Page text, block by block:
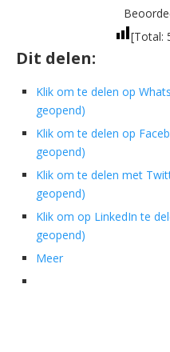
[Total:
Dit delen:
Klik om te delen op
geopend)
Klik om te delen op
geopend)
Klik om te delen met
geopend)
Klik om op LinkedIn te
geopend)
Meer